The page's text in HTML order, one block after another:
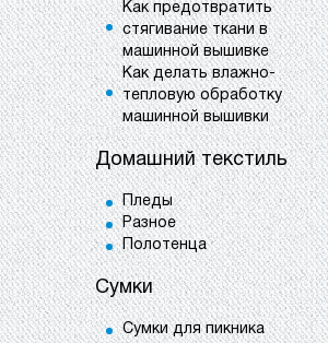
Как предотвратить
стягивание ткани в
машинной вышивке
Как делать влажно-
тепловую обработку
машинной вышивки
Домашний текстиль
Пледы
Разное
Полотенца
Сумки
Сумки для пикника